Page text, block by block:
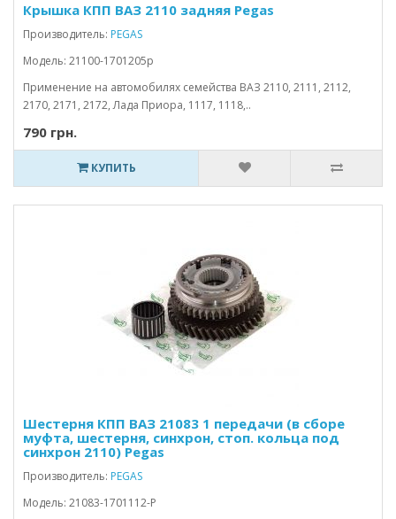
Крышка КПП ВАЗ 2110 задняя Pegas
Производитель: PEGAS
Модель: 21100-1701205p
Применение на автомобилях семейства ВАЗ 2110, 2111, 2112,
2170, 2171, 2172, Лада Приора, 1117, 1118,..
790 грн.
КУПИТЬ
Шестерня КПП ВАЗ 21083 1 передачи (в сборе
муфта, шестерня, синхрон, стоп. кольца под
синхрон 2110) Pegas
Производитель: PEGAS
Модель: 21083-1701112-P